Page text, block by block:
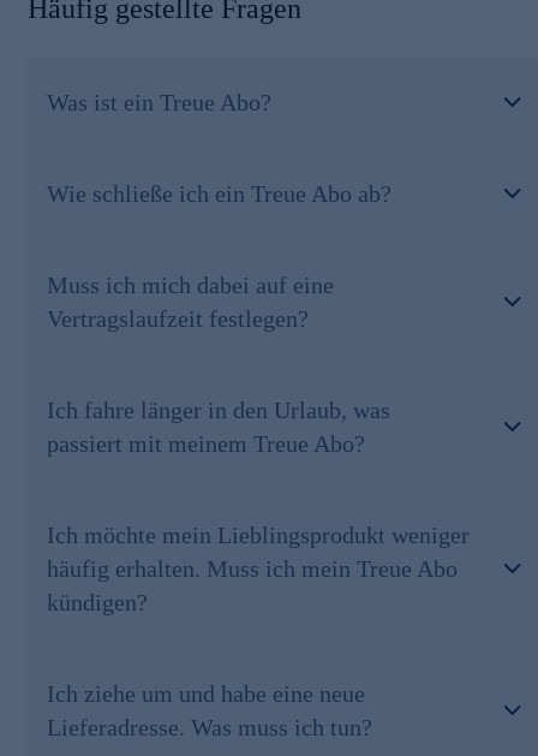
akkreditierte Labore kontrolliert. Analysen bescheinigen ihnen
0800 29 888 88
Häufig gestellte Fragen
Was ist ein Treue Abo?
Wie schließe ich ein Treue Abo ab?
Muss ich mich dabei auf eine
Vertragslaufzeit festlegen?
Ich fahre länger in den Urlaub, was
passiert mit meinem Treue Abo?
Ich möchte mein Lieblingsprodukt weniger
häufig erhalten. Muss ich mein Treue Abo
kündigen?
Ich ziehe um und habe eine neue
Lieferadresse. Was muss ich tun?